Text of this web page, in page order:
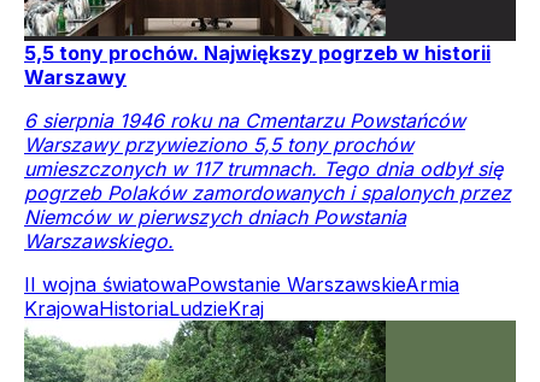
5,5 tony prochów. Największy pogrzeb w historii
Warszawy
6 sierpnia 1946 roku na Cmentarzu Powstańców
Warszawy przywieziono 5,5 tony prochów
umieszczonych w 117 trumnach. Tego dnia odbył się
pogrzeb Polaków zamordowanych i spalonych przez
Niemców w pierwszych dniach Powstania
Warszawskiego.
II wojna światowaPowstanie WarszawskieArmia
KrajowaHistoriaLudzieKraj